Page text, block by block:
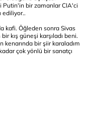
Putin'in bir zamanlar CIA'ci
ediliyor..
kafi. Öğleden sonra Sivas
kış güneşi karşıladı beni.
kenarında bir şiir karaladım
çok yönlü bir sanatçı